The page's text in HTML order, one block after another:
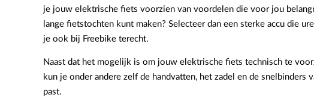
je jouw elektrische fiets voorzien van voordelen die voor jou
lange fietstochten kunt maken? Selecteer dan een sterke accu die
je ook bij Freebike terecht.
Naast dat het mogelijk is om jouw elektrische fiets technisch te
kun je onder andere zelf de handvatten, het zadel en de
past.